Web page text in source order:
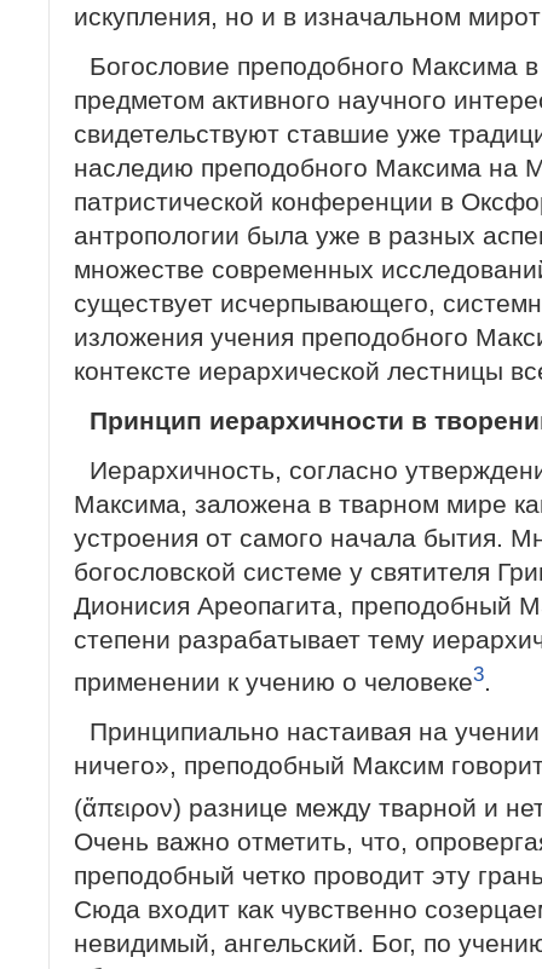
искупления, но и в изначальном
Богословие преподобного Максима
предметом активного научного
свидетельствуют ставшие уже
наследию преподобного Максима на
патристической конференции в
антропологии была уже в разных
множестве современных
существует исчерпывающего,
изложения учения преподобного
контексте иерархической лестницы
Принцип иерархичности в
Иерархичность, согласно
Максима, заложена в тварном мире
устроения от самого начала бытия.
богословской системе у святителя
Дионисия Ареопагита, преподобный
степени разрабатывает тему
применении к учению о человеке3.
Принципиально настаивая на
ничего», преподобный Максим
(ἄπειρον) разнице между тварной и
Очень важно отметить, что,
преподобный четко проводит эту
Сюда входит как чувственно
невидимый, ангельский. Бог, по